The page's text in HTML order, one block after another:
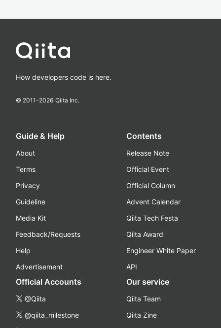
How developers code is here.
© 2011-2026 Qiita Inc.
Guide & Help
About
Terms
Privacy
Guideline
Media Kit
Feedback/Requests
Help
Advertisement
Contents
Release Note
Official Event
Official Column
Advent Calendar
Qiita Tech Festa
Qiita Award
Engineer White Paper
API
Official Accounts
@Qiita
@qiita_milestone
Our service
Qiita Team
Qiita Zine